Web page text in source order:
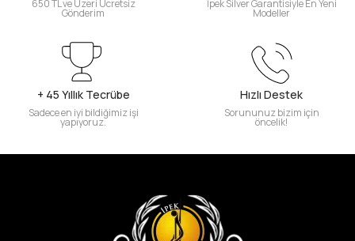
650 TL ve Üzeri Ücretsiz
Gönderim
İpek Silver Garantisiyle En Yeni
Modeller
+ 45 Yıllık Tecrübe
Sadece en iyi bildiğimiz işi
yapıyoruz.
Hızlı Destek
Sorununuz bizim için
öncelik!